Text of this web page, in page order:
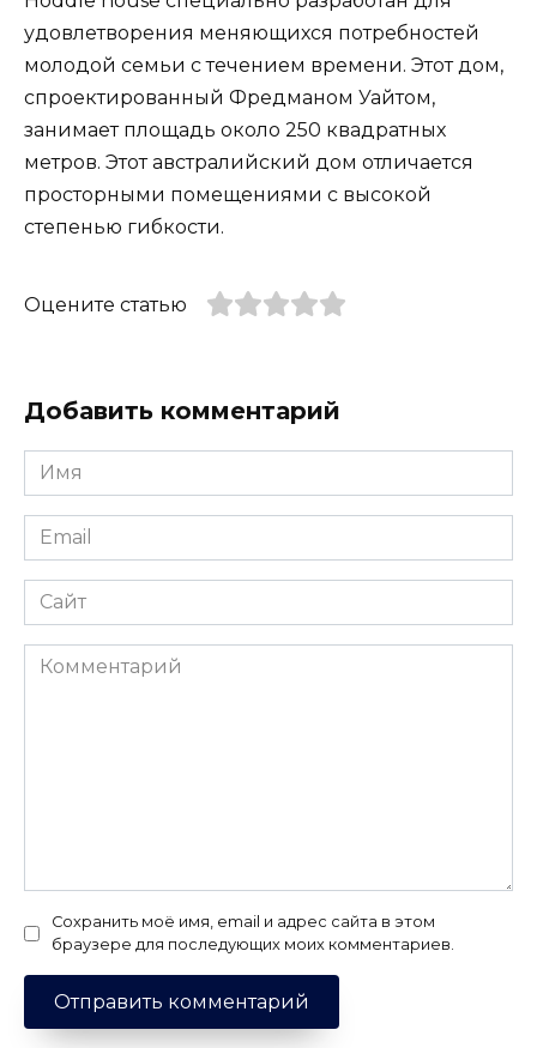
удовлетворения меняющихся потребностей
молодой семьи с течением времени. Этот дом,
спроектированный Фредманом Уайтом,
занимает площадь около 250 квадратных
метров. Этот австралийский дом отличается
просторными помещениями с высокой
степенью гибкости.
Оцените статью
Добавить комментарий
Имя
*
Email
*
Сайт
Комментарий
Сохранить моё имя, email и адрес сайта в этом
браузере для последующих моих комментариев.